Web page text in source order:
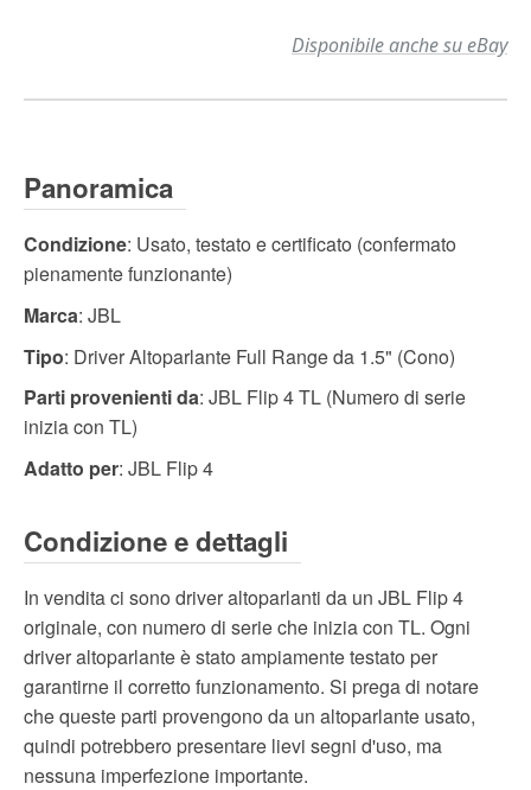
Disponibile anche su eBay
Panoramica
Condizione: Usato, testato e certificato (confermato
pienamente funzionante)
Marca: JBL
Tipo: Driver Altoparlante Full Range da 1.5" (Cono)
Parti provenienti da: JBL Flip 4 TL (Numero di serie
inizia con TL)
Adatto per: JBL Flip 4
Condizione e dettagli
In vendita ci sono driver altoparlanti da un JBL Flip 4
originale, con numero di serie che inizia con TL. Ogni
driver altoparlante è stato ampiamente testato per
garantirne il corretto funzionamento. Si prega di notare
che queste parti provengono da un altoparlante usato,
quindi potrebbero presentare lievi segni d'uso, ma
nessuna imperfezione importante.